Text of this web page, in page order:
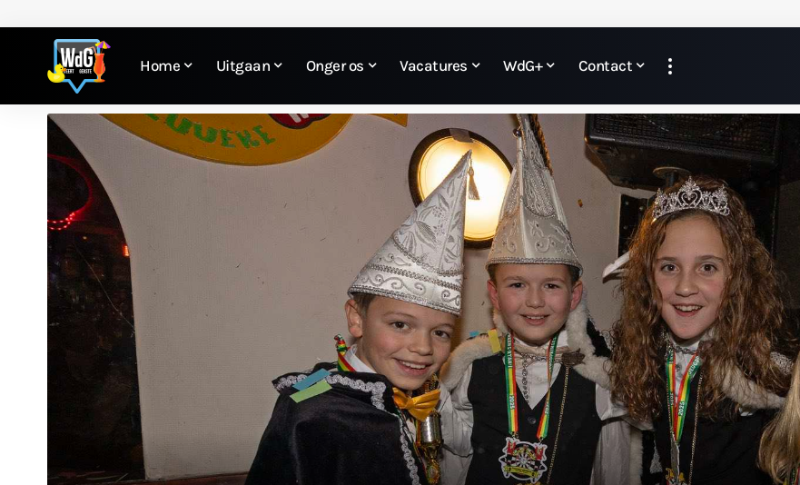
Home Uitgaan Onger os Vacatures WdG+ Contact